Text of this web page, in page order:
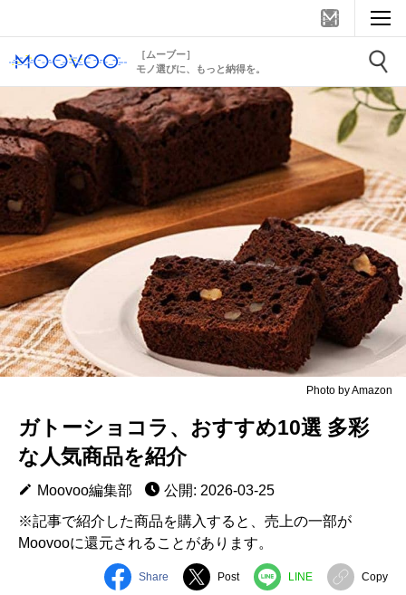
［ムーブー］
モノ選びに、もっと納得を。
Photo by Amazon
ガトーショコラ、おすすめ10選 多彩
な人気商品を紹介
Moovoo編集部
公開: 2026-03-25
※記事で紹介した商品を購入すると、売上の一部が
Moovooに還元されることがあります。
Share Post LINE Copy